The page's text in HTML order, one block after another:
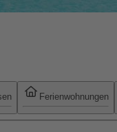
Ferienwohnungen